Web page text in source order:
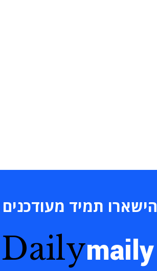
הישארו תמיד מעודכנים
Dailymaily